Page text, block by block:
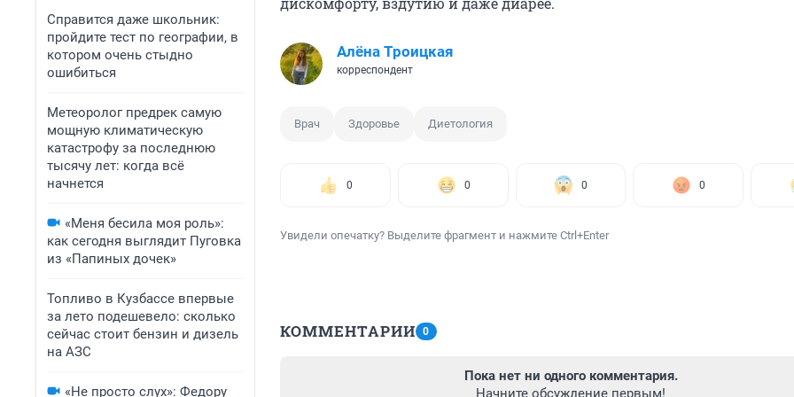
Справится даже школьник:
пройдите тест по географии, в
котором очень стыдно
ошибиться
Метеоролог предрек самую
мощную климатическую
катастрофу за последнюю
тысячу лет: когда всё
начнется
«Меня бесила моя роль»:
как сегодня выглядит Пуговка
из «Папиных дочек»
Топливо в Кузбассе впервые
за лето подешевело: сколько
сейчас стоит бензин и дизель
на АЗС
«Не просто слух»: Федору
Алёна Троицкая
корреспондент
Врач Здоровье Диетология
0 0 0 0
Увидели опечатку? Выделите фрагмент и нажмите Ctrl+Enter
КОММЕНТАРИИ 0
Пока нет ни одного комментария.
Начните обсуждение первым!